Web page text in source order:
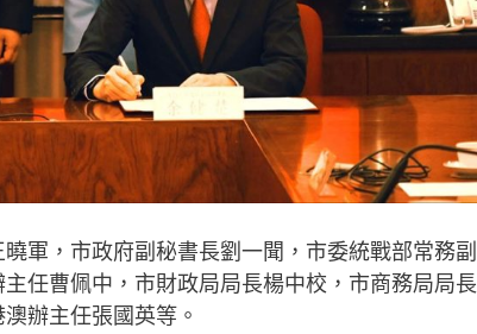
軍，市政府副秘書長劉一聞，市委統戰部常務
任曹佩中，市財政局局長楊中校，市商務局局
辦主任張國英等。